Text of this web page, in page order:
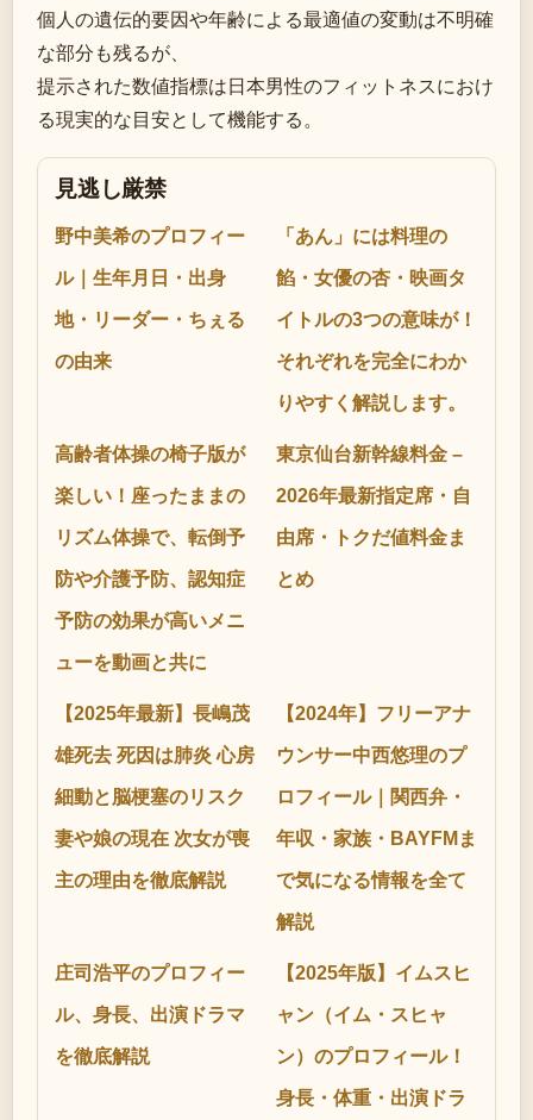
個人の遺伝的要因や年齢による最適値の変動は不明確
な部分も残るが、
提示された数値指標は日本男性のフィットネスにおけ
る現実的な目安として機能する。
見逃し厳禁
野中美希のプロフィー
ル｜生年月日・出身
地・リーダー・ちぇる
の由来
「あん」には料理の
餡・女優の杏・映画タ
イトルの3つの意味が！
それぞれを完全にわか
りやすく解説します。
高齢者体操の椅子版が
楽しい！座ったままの
リズム体操で、転倒予
防や介護予防、認知症
予防の効果が高いメニ
ューを動画と共に
東京仙台新幹線料金 –
2026年最新指定席・自
由席・トクだ値料金ま
とめ
【2025年最新】長嶋茂
雄死去 死因は肺炎 心房
細動と脳梗塞のリスク
妻や娘の現在 次女が喪
主の理由を徹底解説
【2024年】フリーアナ
ウンサー中西悠理のプ
ロフィール｜関西弁・
年収・家族・BAYFMま
で気になる情報を全て
解説
庄司浩平のプロフィー
ル、身長、出演ドラマ
を徹底解説
【2025年版】イムスヒ
ャン（イム・スヒャ
ン）のプロフィール！
身長・体重・出演ドラ